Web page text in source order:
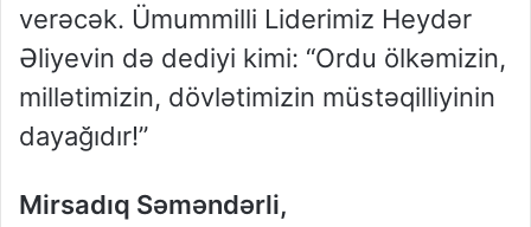
verəcək. Ümummilli Liderimiz Heydər
Əliyevin də dediyi kimi: “Ordu ölkəmizin,
millətimizin, dövlətimizin müstəqilliyinin
dayağıdır!”
Mirsadıq Səməndərli,